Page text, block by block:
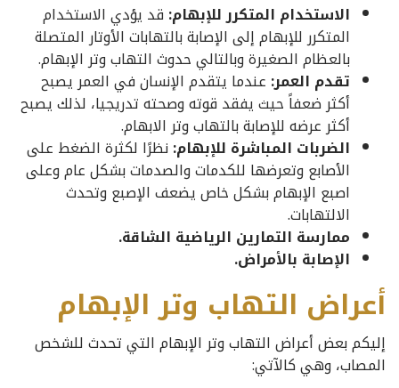
الاستخدام المتكرر للإبهام: قد يؤدي الاستخدام
المتكرر للإبهام إلى الإصابة بالتهابات الأوتار المتصلة
بالعظام الصغيرة وبالتالي حدوث التهاب وتر الإبهام.
تقدم العمر: عندما يتقدم الإنسان في العمر يصبح
أكثر ضعفاً حيث يفقد قوته وصحته تدريجيا، لذلك يصبح
أكثر عرضه للإصابة بالتهاب وتر الابهام.
الضربات المباشرة للإبهام:نظرًا لكثرة الضغط على
الأصابع وتعرضها للكدمات والصدمات بشكل عام وعلى
اصبع الإبهام بشكل خاص يضعف الإصبع وتحدث
الالتهابات.
ممارسة التمارين الرياضية الشاقة.
الإصابة بالأمراض.
أعراض التهاب وتر الإبهام
إليكم بعض أعراض التهاب وتر الإبهام التي تحدث للشخص
المصاب، وهي كالآتي: